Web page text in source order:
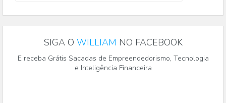
SIGA O WILLIAM NO FACEBOOK
E receba Grátis Sacadas de Empreendedorismo, Tecnologia
e Inteligência Financeira